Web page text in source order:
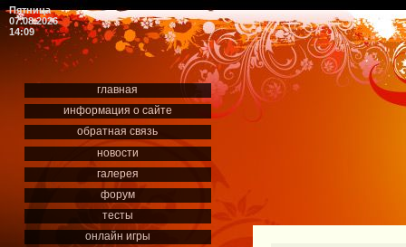
Пятница
07.08.2026
14:09
главная
информация о сайте
обратная связь
новости
галерея
форум
тесты
онлайн игры